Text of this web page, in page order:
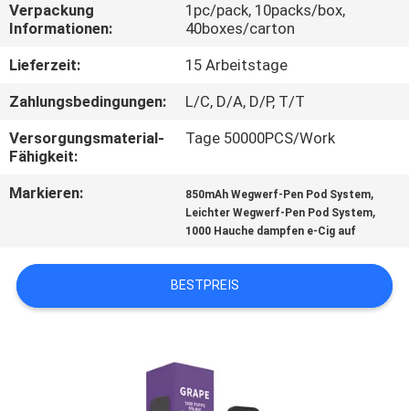
QUALITÄTSKONTROLLE
SIE
EIN
Verpackung
Informationen:
1pc/pack, 10packs/box,
40boxes/carton
Lieferzeit:
15 Arbeitstage
Zahlungsbedingungen:
L/C, D/A, D/P, T/T
Versorgungsmaterial-
Fähigkeit:
Tage 50000PCS/Work
Markieren: 850mAh Wegwerf-Pen Pod System,
Leichter Wegwerf-Pen Pod System,
1000 Hauche dampfen e-Cig auf
BESTPREIS